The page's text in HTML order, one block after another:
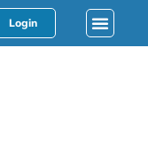
Login